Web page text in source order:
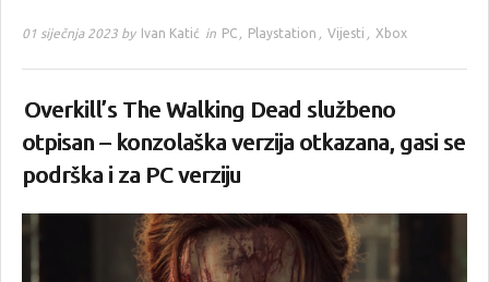
01 siječnja 2023 by Ivan Katić in PC , Playstation , Vijesti , Xbox
Overkill’s The Walking Dead službeno
otpisan – konzolaška verzija otkazana, gasi se
podrška i za PC verziju